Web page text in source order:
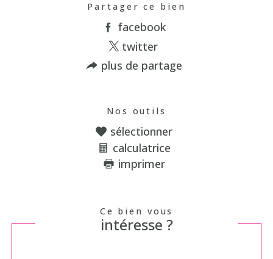
Partager ce bien
facebook
twitter
plus de partage
Nos outils
sélectionner
calculatrice
imprimer
Ce bien vous
intéresse ?